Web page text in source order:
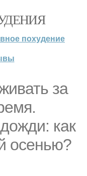
похудение
за
как
осенью?